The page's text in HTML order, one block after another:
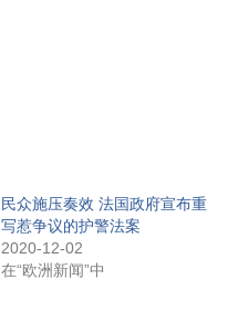
民众施压奏效 法国政府宣布重
写惹争议的护警法案
2020-12-02
在“欧洲新闻”中